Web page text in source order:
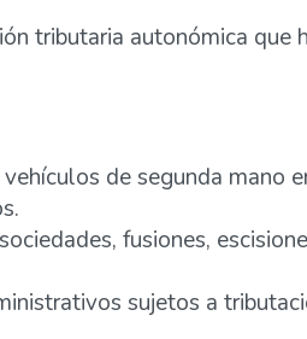
tributaria autonómica que
de segunda mano
fusiones,
sujetos a